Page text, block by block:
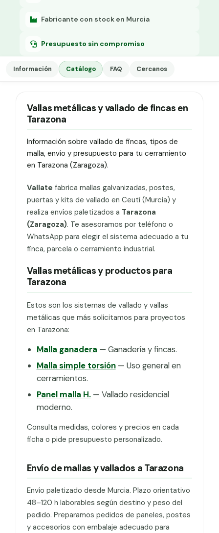
Fabricante con stock en Murcia
Presupuesto sin compromiso
Información Catálogo FAQ Cercanos
Vallas metálicas y vallado de fincas en
Tarazona
Información sobre vallado de fincas, tipos de
malla, envío y presupuesto para tu cerramiento
en Tarazona (Zaragoza).
Vallate fabrica mallas galvanizadas, postes,
puertas y kits de vallado en Ceutí (Murcia) y
realiza envíos paletizados a Tarazona
(Zaragoza). Te asesoramos por teléfono o
WhatsApp para elegir el sistema adecuado a tu
finca, parcela o cerramiento industrial.
Vallas metálicas y productos para
Tarazona
Estos son los sistemas de vallado y vallas
metálicas que más solicitamos para proyectos
en Tarazona:
Malla ganadera — Ganadería y fincas.
Malla simple torsión— Uso general en
cerramientos.
Panel malla H.— Vallado residencial
moderno.
Consulta medidas, colores y precios en cada
ficha o pide presupuesto personalizado.
Envío de mallas y vallados a Tarazona
Envío paletizado desde Murcia. Plazo orientativo
48–120 h laborables según destino y peso del
pedido. Preparamos pedidos de paneles, postes
y accesorios con embalaje adecuado para